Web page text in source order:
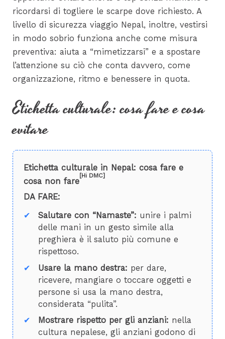
ricordarsi di togliere le scarpe dove richiesto. A
livello di sicurezza viaggio Nepal, inoltre, vestirsi
in modo sobrio funziona anche come misura
preventiva: aiuta a “mimetizzarsi” e a spostare
l’attenzione su ciò che conta davvero, come
organizzazione, ritmo e benessere in quota.
Etichetta culturale: cosa fare e cosa
evitare
Etichetta culturale in Nepal: cosa fare e
cosa non fare
[Hi DMC]
DA FARE:
Salutare con “Namaste”: unire i palmi
delle mani in un gesto simile alla
preghiera è il saluto più comune e
rispettoso.
Usare la mano destra: per dare,
ricevere, mangiare o toccare oggetti e
persone si usa la mano destra,
considerata “pulita”.
Mostrare rispetto per gli anziani: nella
cultura nepalese, gli anziani godono di